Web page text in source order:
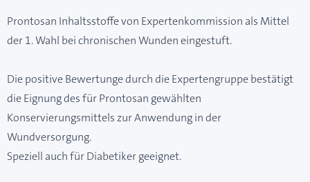
Prontosan Inhaltsstoffe von Expertenkommission als Mittel
der 1. Wahl bei chronischen Wunden eingestuft.
Die positive Bewertunge durch die Expertengruppe bestätigt
die Eignung des für Prontosan gewählten
Konservierungsmittels zur Anwendung in der
Wundversorgung.
Speziell auch für Diabetiker geeignet.